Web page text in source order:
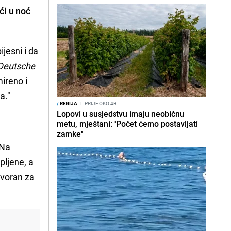
u noć
i da
i
a
za
/REGIJA I PRIJE OKO 4H
Lopovi u susjedstvu imaju neobičnu
metu, mještani: "Počet ćemo postavljati
zamke"